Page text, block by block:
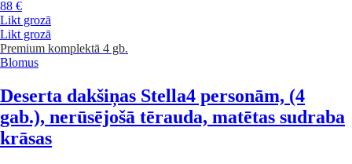
88 €
Likt grozā
Likt grozā
Premium komplektā 4 gb.
Blomus
Deserta dakšiņas Stella4 personām, (4
gab.), nerūsējošā tērauda, matētas sudraba
krāsas